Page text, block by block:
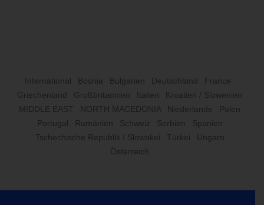
International Bosnia Bulgarien Deutschland
France
Griechenland
Großbritannien Italien
Kroatien / Slowenien
MIDDLE EAST
NORTH MACEDONIA Niederlande
Polen
Portugal
Rumänien Schweiz Serbien
Spanien
Tschechische Republik / Slowakei
Türkei
Ungarn
Österreich